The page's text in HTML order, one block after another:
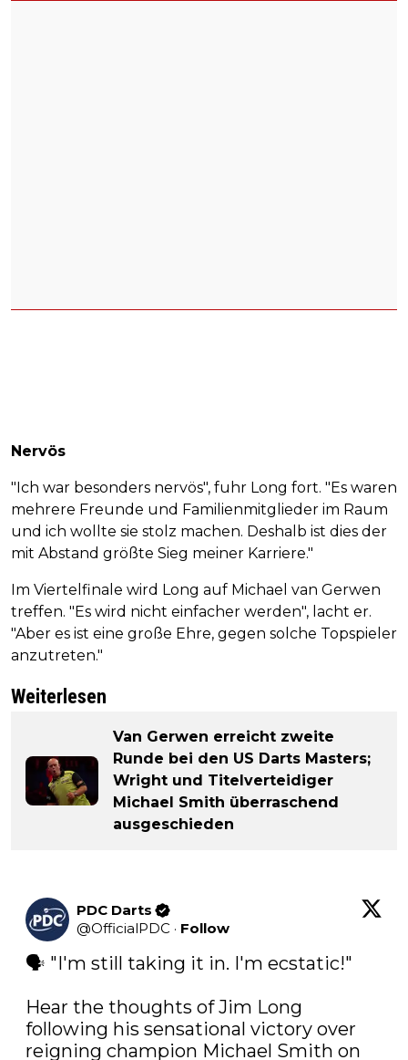
Nervös
"Ich war besonders nervös", fuhr Long fort. "Es waren
mehrere Freunde und Familienmitglieder im Raum
und ich wollte sie stolz machen. Deshalb ist dies der
mit Abstand größte Sieg meiner Karriere."
Im Viertelfinale wird Long auf Michael van Gerwen
treffen. "Es wird nicht einfacher werden", lacht er.
"Aber es ist eine große Ehre, gegen solche Topspieler
anzutreten."
Weiterlesen
Van Gerwen erreicht zweite
Runde bei den US Darts Masters;
Wright und Titelverteidiger
Michael Smith überraschend
ausgeschieden
PDC Darts
@OfficialPDC · Follow
🗣️ "I'm still taking it in. I'm ecstatic!"
Hear the thoughts of Jim Long
following his sensational victory over
reigning champion Michael Smith on